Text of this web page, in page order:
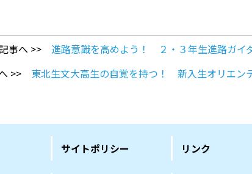
事へ >> 進路意識を高めよう！ ２・３年生進路ガイ
>> 東北生文大高生の自覚を持つ！ 新入生オリエン
サイトポリシー リンク